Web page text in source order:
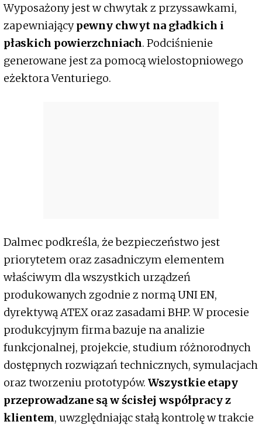
Wyposażony jest w chwytak z przyssawkami,
zapewniającypewny chwyt na gładkich i
płaskich powierzchniach. Podciśnienie
generowane jest za pomocą wielostopniowego
eżektora Venturiego.
Dalmec podkreśla, że bezpieczeństwo jest
priorytetem oraz zasadniczym elementem
właściwym dla wszystkich urządzeń
produkowanych zgodnie z normą UNI EN,
dyrektywą ATEX oraz zasadami BHP. W procesie
produkcyjnym firma bazuje na analizie
funkcjonalnej, projekcie, studium różnorodnych
dostępnych rozwiązań technicznych, symulacjach
oraz tworzeniu prototypów. Wszystkie etapy
przeprowadzane są w ścisłej współpracy z
klientem, uwzględniając stałą kontrolę w trakcie